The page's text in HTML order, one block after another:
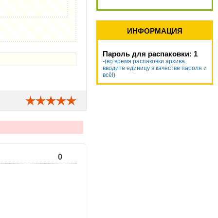
0
ИНФОРМАЦИЯ
Пароль для распаковки: 1
-(во время распаковки архива
вводите единицу в качестве пароля и
всё!)